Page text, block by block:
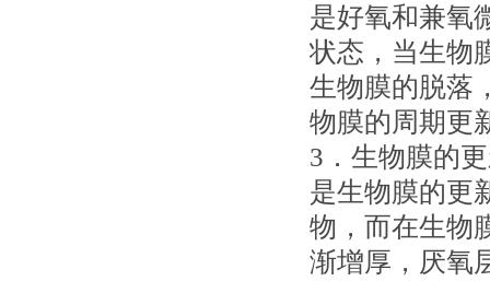
是好氧和兼氧
状态，当生物
生物膜的脱落
物膜的周期更
3．生物膜的
是生物膜的更
物，而在生物
渐增厚，厌氧